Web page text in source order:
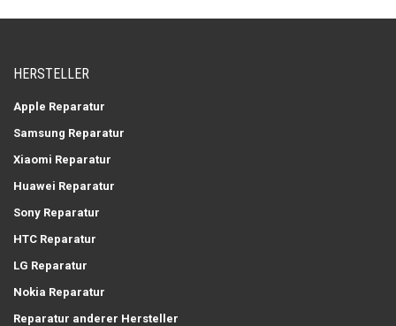
HERSTELLER
Apple Reparatur
Samsung Reparatur
Xiaomi Reparatur
Huawei Reparatur
Sony Reparatur
HTC Reparatur
LG Reparatur
Nokia Reparatur
Reparatur anderer Hersteller